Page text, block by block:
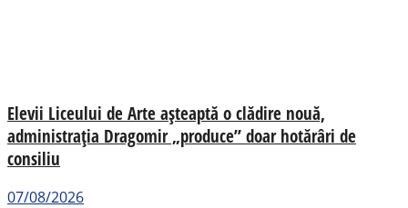
Elevii Liceului de Arte așteaptă o clădire nouă,
administrația Dragomir „produce” doar hotărâri de
consiliu
07/08/2026